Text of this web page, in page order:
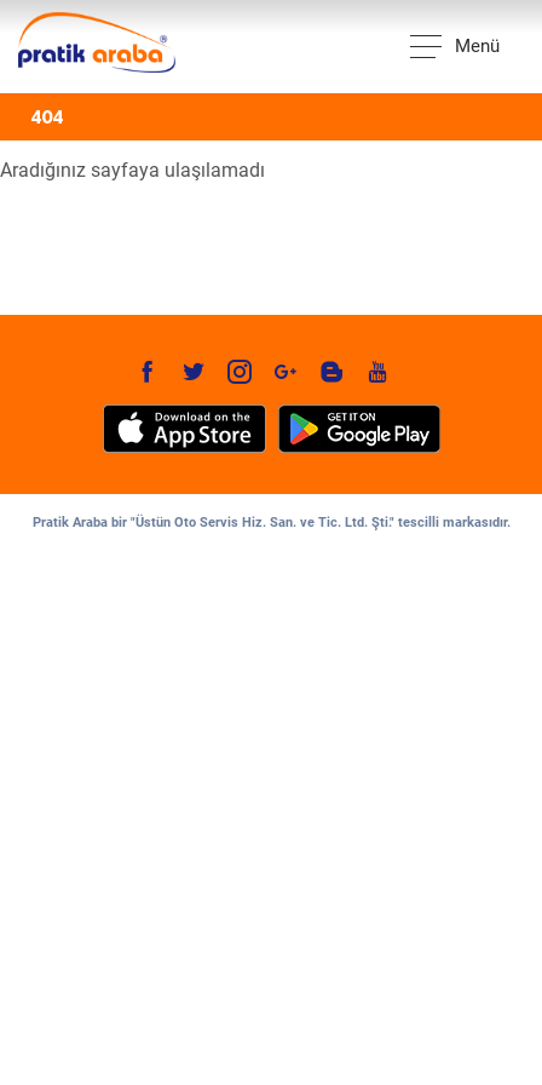
Menü
404
Aradığınız sayfaya ulaşılamadı
Pratik Araba bir "Üstün Oto Servis Hiz. San. ve Tic. Ltd. Şti." tescilli markasıdır.